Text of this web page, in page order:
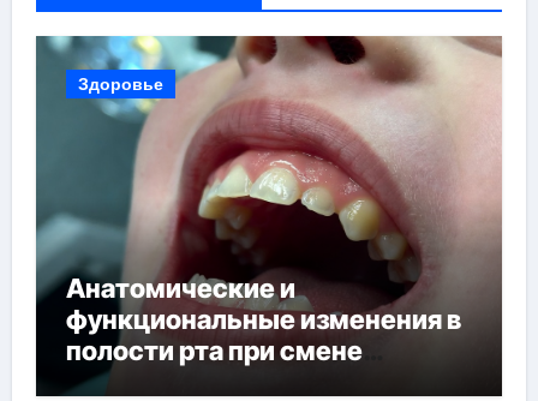
Здоровье
Анатомические и
функциональные изменения в
полости рта при смене
прикуса